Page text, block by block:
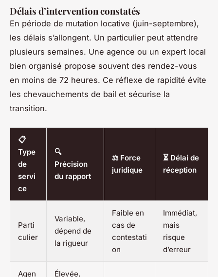
Délais d’intervention constatés
En période de mutation locative (juin-septembre),
les délais s’allongent. Un particulier peut attendre
plusieurs semaines. Une agence ou un expert local
bien organisé propose souvent des rendez-vous
en moins de 72 heures. Ce réflexe de rapidité évite
les chevauchements de bail et sécurise la
transition.
📋
Type
de
servi
ce
🔍
Précision
du rapport
⚖️ Force
juridique
⏳ Délai de
réception
Parti
culier
Variable,
dépend de
la rigueur
Faible en
cas de
contestati
on
Immédiat,
mais
risque
d’erreur
Agen Élevée,